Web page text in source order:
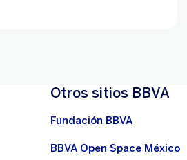
Otros sitios BBVA
Fundación BBVA
BBVA Open Space México